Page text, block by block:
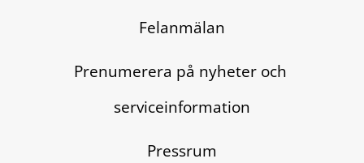
Felanmälan
Prenumerera på nyheter och
serviceinformation
Pressrum